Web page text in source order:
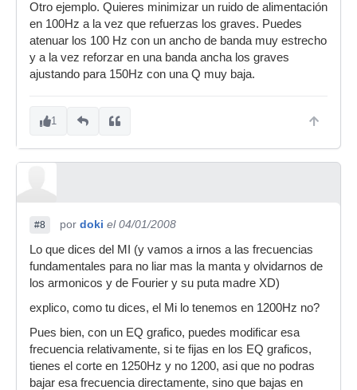
Otro ejemplo. Quieres minimizar un ruido de alimentación
en 100Hz a la vez que refuerzas los graves. Puedes
atenuar los 100 Hz con un ancho de banda muy estrecho
y a la vez reforzar en una banda ancha los graves
ajustando para 150Hz con una Q muy baja.
1
#8 por doki el 04/01/2008
Lo que dices del MI (y vamos a irnos a las frecuencias
fundamentales para no liar mas la manta y olvidarnos de
los armonicos y de Fourier y su puta madre XD)
explico, como tu dices, el Mi lo tenemos en 1200Hz no?
Pues bien, con un EQ grafico, puedes modificar esa
frecuencia relativamente, si te fijas en los EQ graficos,
tienes el corte en 1250Hz y no 1200, asi que no podras
bajar esa frecuencia directamente, sino que bajas en